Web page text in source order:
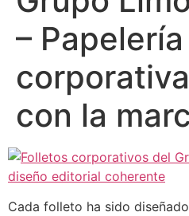
– Papelería
con la
Cada folleto ha sido